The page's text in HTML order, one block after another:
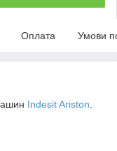
Оплата Умови
Indesit Ariston